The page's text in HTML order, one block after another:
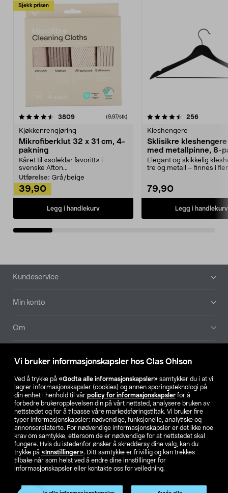
Vi bruker informasjonskapsler hos Clas Ohlson
Ved å trykke på «Godta alle informasjonskapsler» samtykker du i at vi
lagrer informasjonskapsler (cookies) og annen sporingsteknologi på
din enhet i henhold til vår policy for informasjonskapsler for å
forbedre brukeropplevelsen din på vårt nettsted, analysere bruken av
nettstedet og for å tilpasse våre markedsføringstiltak. Vi bruker fire
typer informasjonskapsler: nødvendige, funksjonelle, analytiske og
annonserelaterte. For nødvendige informasjonskapsler er det ikke noe
krav om samtykke, ettersom de er nødvendige for at nettstedet skal
fungere. Hvis du istedenfor ønsker å skreddersy dine valg, kan du
trykke på «Innstillinger». Ditt samtykke er frivillig og kan trekkes
tilbake når som helst ved å endre dine innstillinger for
informasjonskapsler eller kontakte oss for veiledning.
Sjekk prisen
3809anmeldelser(9,97/stk)
Kjøkkenrengjøring
Mikrofiberklut 32 x 31 cm, 4-
pakning
Kåret til «soleklar favoritt» i
svenske Afton...
Utførelse: Grå/beige
39,90
Legg i handlekurv
4.5av 5 stjerner 256
Kleshengere
Sklisikre
med metallpinne, 8-
Elegant og skikkelig
tre og metall – finnes i
79,90
Legg i handlekurv
4.5av 5 stjerner
Bunntekst
Kundeservice
Min konto
Om
Våre selskaper
Finn din butikk
SE NO FI